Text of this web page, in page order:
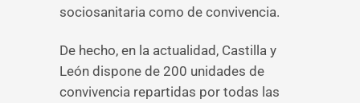
sociosanitaria como de convivencia.
De hecho, en la actualidad, Castilla y
León dispone de 200 unidades de
convivencia repartidas por todas las